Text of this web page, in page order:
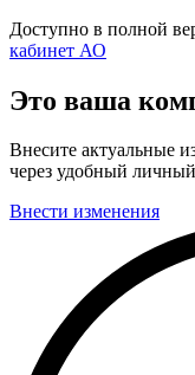
Доступно в полной
кабинет АО
Это ваша
Внесите актуальные
через удобный
Внести изменения